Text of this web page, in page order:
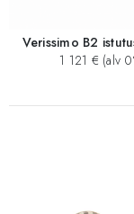
Verissimo B2
1 121 € (alv